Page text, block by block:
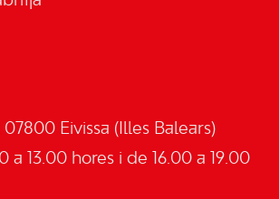
07800 Eivissa (Illes Balears)
a 13.00 hores i de 16.00 a 19.00